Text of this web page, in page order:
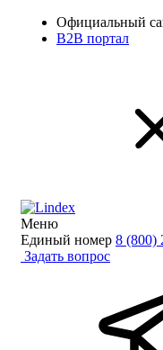
Официальный
B2B портал
Меню
Единый номер 8 (800)
Задать вопрос